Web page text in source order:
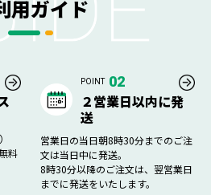
用ガイド
料
POINT 02
２営業日以内に発
送
営業日の当日朝8時30分までのご注
文は当日中に発送。
8時30分以降のご注文は、翌営業日
までに発送をいたします。